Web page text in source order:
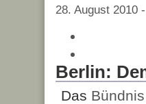
28. August 2010
Berlin:
Das